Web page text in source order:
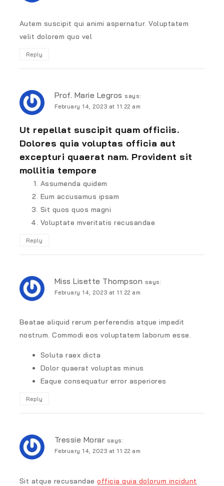
Autem suscipit qui animi aspernatur. Voluptatem
velit dolorem quo vel
Reply
Prof. Marie Legros says:
February 14, 2023 at 11:22 am
Ut repellat suscipit quam officiis.
Dolores quia voluptas officia aut
excepturi quaerat nam. Provident sit
mollitia tempore
Assumenda quidem
Eum accusamus ipsam
Sit quos quos magni
Voluptate mveritatis recusandae
Reply
Miss Lisette Thompson says:
February 14, 2023 at 11:22 am
Beatae aliquid rerum perferendis atque impedit
nostrum. Commodi eos voluptatem laborum esse.
Soluta raex dicta
Dolor quaerat voluptas minus
Eaque consequatur error asperiores
Reply
Tressie Morar says:
February 14, 2023 at 11:22 am
Sit atque recusandaeofficia quia dolorum incidunt